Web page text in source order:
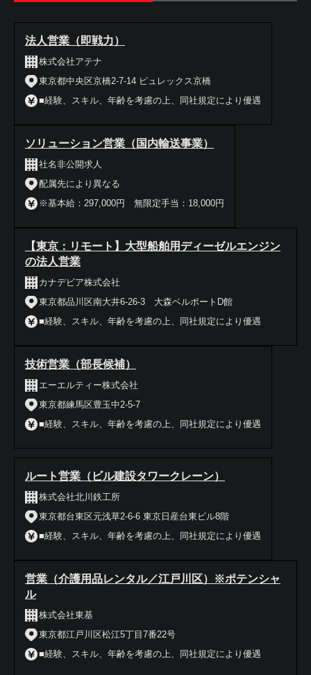
法人営業（即戦力）
株式会社アテナ
東京都中央区京橋2-7-14 ピュレックス京橋
■経験、スキル、年齢を考慮の上、同社規定により優遇
ソリューション営業（国内輸送事業）
社名非公開求人
配属先により異なる
※基本給：297,000円 無限定手当：18,000円
【東京：リモート】大型船舶用ディーゼルエンジン
の法人営業
カナデビア株式会社
東京都品川区南大井6-26-3 大森ベルポートD館
■経験、スキル、年齢を考慮の上、同社規定により優遇
技術営業（部長候補）
エーエルティー株式会社
東京都練馬区豊玉中2-5-7
■経験、スキル、年齢を考慮の上、同社規定により優遇
ルート営業（ビル建設タワークレーン）
株式会社北川鉄工所
東京都台東区元浅草2-6-6 東京日産台東ビル8階
■経験、スキル、年齢を考慮の上、同社規定により優遇
営業（介護用品レンタル／江戸川区）※ポテンシャ
ル
株式会社東基
東京都江戸川区松江5丁目7番22号
■経験、スキル、年齢を考慮の上、同社規定により優遇